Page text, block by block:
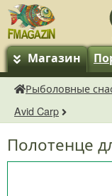
Магазин
fMagazin.ru
Рыболовные
Avid Carp
Полотенце